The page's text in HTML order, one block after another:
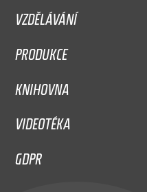
VZDĚLÁVÁNÍ
PRODUKCE
KNIHOVNA
VIDEOTÉKA
GDPR